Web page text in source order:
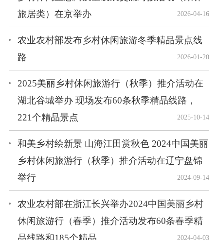
旅居类）在京举办
2026-04-16
农业农村部发布乡村休闲旅游冬季精品景点线
路
2026-01-20
2025美丽乡村休闲旅游行（秋季）推介活动在
湖北谷城举办 现场发布60条秋季精品线路，
221个精品景点
2025-10-14
和美乡村绘新景 山海江田赏秋色 2024中国美丽
乡村休闲旅游行（秋季）推介活动在辽宁盘锦
举行
2024-09-14
农业农村部在浙江长兴举办2024中国美丽乡村
休闲旅游行（春季）推介活动发布60条春季精
品线路和185个精品...
2024-04-03